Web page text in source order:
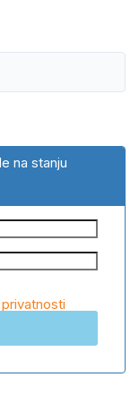
na stanju